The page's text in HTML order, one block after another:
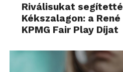
Riválisukat
Kékszalagon: a
KPMG Fair Play Díjat